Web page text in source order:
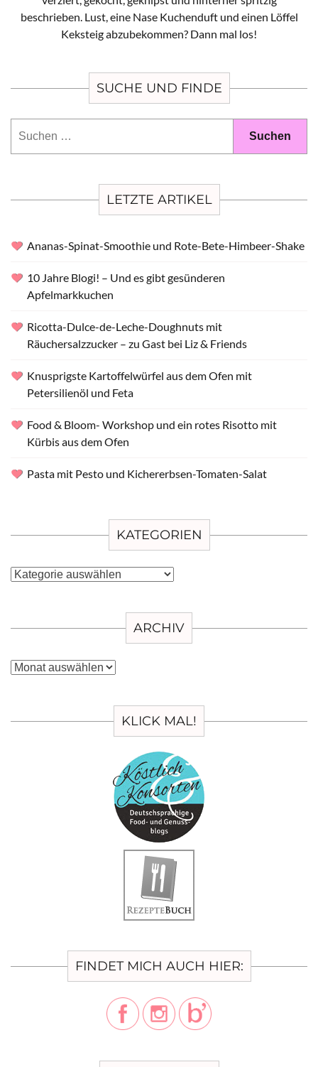
beschrieben. Lust, eine Nase Kuchenduft und einen Löffel
Keksteig abzubekommen? Dann mal los!
SUCHE UND FINDE
LETZTE ARTIKEL
Ananas-Spinat-Smoothie und Rote-Bete-Himbeer-Shake
10 Jahre Blogi! – Und es gibt gesünderen
Apfelmarkkuchen
Ricotta-Dulce-de-Leche-Doughnuts mit
Räuchersalzzucker – zu Gast bei Liz & Friends
Knusprigste Kartoffelwürfel aus dem Ofen mit
Petersilienöl und Feta
Food & Bloom- Workshop und ein rotes Risotto mit
Kürbis aus dem Ofen
Pasta mit Pesto und Kichererbsen-Tomaten-Salat
KATEGORIEN
Kategorien
ARCHIV
Archiv
KLICK MAL!
FINDET MICH AUCH HIER: